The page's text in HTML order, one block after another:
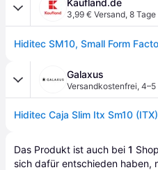
Kaufland.de
3,99 € Versand, 8 Tage
Galaxus
Versandkostenfrei, 4–5
Das Produkt ist auch bei 1 Shop
sich dafür entschieden haben,